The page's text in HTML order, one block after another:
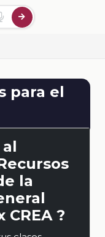
para el
al
la
CREA ?